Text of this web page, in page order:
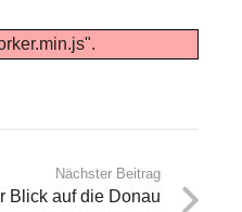
Nächster Beitrag
Blick auf die Donau